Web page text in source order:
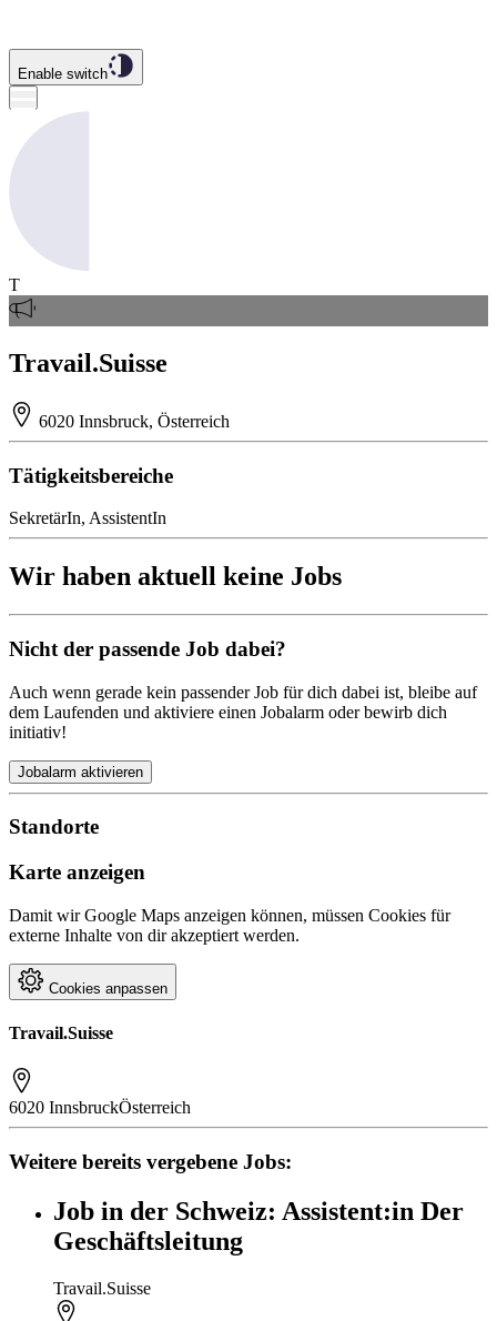
Enable switch
T
Travail.Suisse
6020 Innsbruck, Österreich
Tätigkeitsbereiche
SekretärIn, AssistentIn
Wir haben aktuell keine Jobs
Nicht der passende Job dabei?
Auch wenn gerade kein passender Job für dich dabei ist, bleibe auf
dem Laufenden und aktiviere einen Jobalarm oder bewirb dich
initiativ!
Jobalarm aktivieren
Standorte
Karte anzeigen
Damit wir Google Maps anzeigen können, müssen Cookies für
externe Inhalte von dir akzeptiert werden.
Cookies anpassen
Travail.Suisse
6020 InnsbruckÖsterreich
Weitere bereits vergebene Jobs:
Job in der Schweiz: Assistent:in Der
Geschäftsleitung
Travail.Suisse